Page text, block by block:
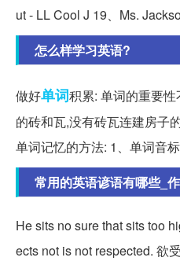
ut - LL Cool J 19、Ms.
怎么样学习英语?
做好单词积累: 单词的重要
的砖和瓦,没有砖瓦连建房子
单词记忆的方法: 1、单词音
常用的英语谚语有哪些_
He sits no sure that sits too
ects not is not respected. 欲